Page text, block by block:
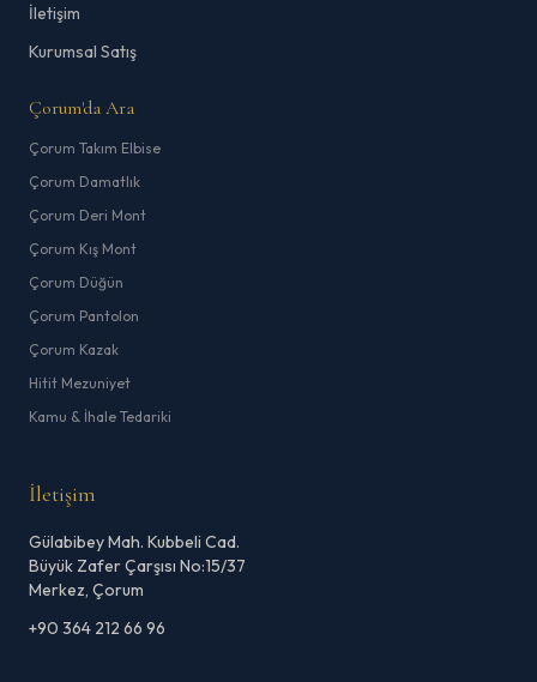
İletişim
Kurumsal Satış
Çorum'da Ara
Çorum Takım Elbise
Çorum Damatlık
Çorum Deri Mont
Çorum Kış Mont
Çorum Düğün
Çorum Pantolon
Çorum Kazak
Hitit Mezuniyet
Kamu & İhale Tedariki
İletişim
Gülabibey Mah. Kubbeli Cad.
Büyük Zafer Çarşısı No:15/37
Merkez, Çorum
+90 364 212 66 96